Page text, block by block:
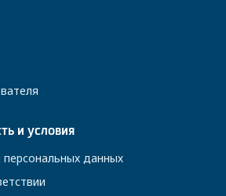
и условия
данных